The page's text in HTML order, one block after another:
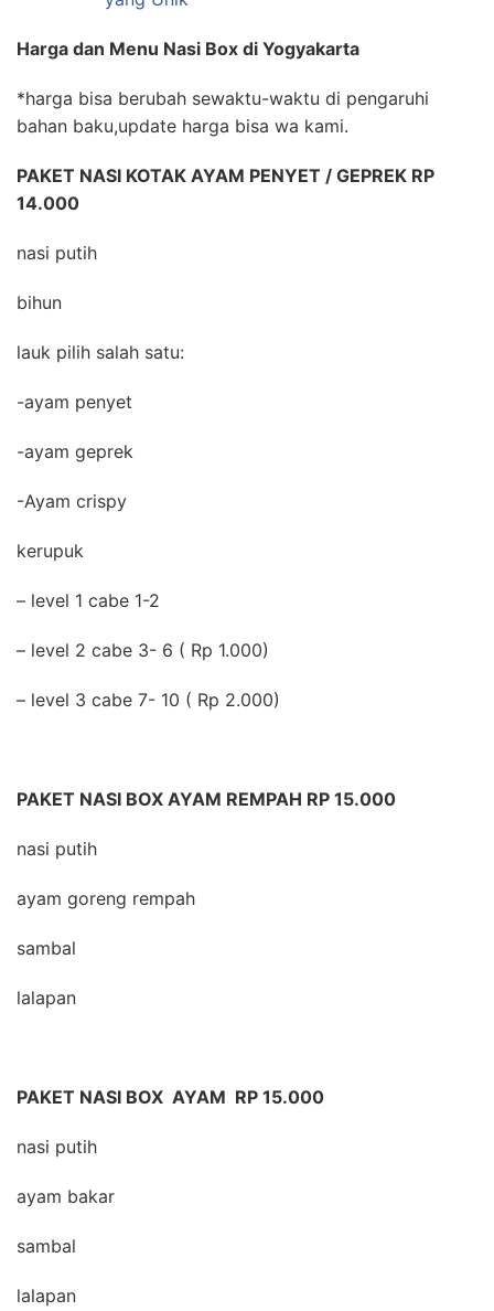
Harga dan Menu Nasi Box di Yogyakarta
*harga bisa berubah sewaktu-waktu di pengaruhi
bahan baku,update harga bisa wa kami.
PAKET NASI KOTAK AYAM PENYET / GEPREK RP
14.000
nasi putih
bihun
lauk pilih salah satu:
-ayam penyet
-ayam geprek
-Ayam crispy
kerupuk
– level 1 cabe 1-2
– level 2 cabe 3- 6 ( Rp 1.000)
– level 3 cabe 7- 10 ( Rp 2.000)
PAKET NASI BOX AYAM REMPAH RP 15.000
nasi putih
ayam goreng rempah
sambal
lalapan
PAKET NASI BOX AYAM RP 15.000
nasi putih
ayam bakar
sambal
lalapan